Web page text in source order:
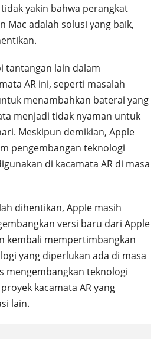
yakin bahwa perangkat
Mac adalah solusi yang baik,
tantangan lain dalam
AR ini, seperti masalah
menambahkan baterai yang
menjadi tidak nyaman untuk
Meskipun demikian, Apple
pengembangan teknologi
di kacamata AR di masa
dihentikan, Apple masih
versi baru dari Apple
kembali mempertimbangkan
yang diperlukan ada di masa
mengembangkan teknologi
kacamata AR yang
lain.